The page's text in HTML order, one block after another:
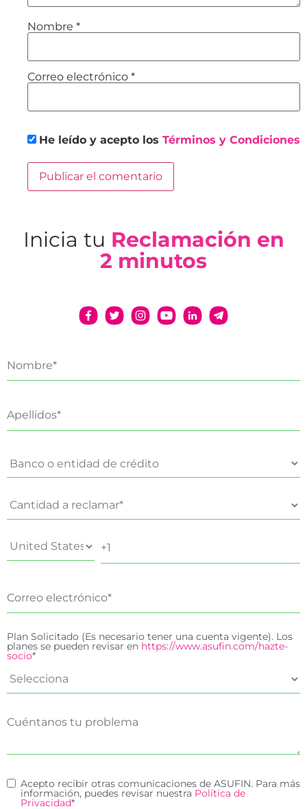
Nombre *
Correo electrónico *
He leído y acepto los Términos y Condiciones
Inicia tu Reclamación en
2 minutos
Plan Solicitado (Es necesario tener una cuenta vigente). Los
planes se pueden revisar en https://www.asufin.com/hazte-
socio*
Acepto recibir otras comunicaciones de ASUFIN. Para más
información, puedes revisar nuestra Política de
Privacidad*